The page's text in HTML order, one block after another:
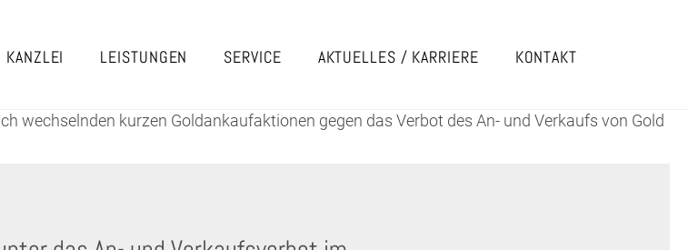
KANZLEI LEISTUNGEN SERVICE AKTUELLES / KARRIERE KONTAKT
wechselnden kurzen Goldankaufaktionen gegen das Verbot des An- und Verkaufs von Gold